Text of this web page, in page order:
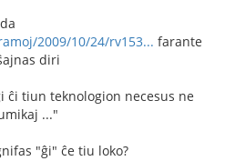
2009/10/24/rv153... farante
diri
ĉi tiun teknologion necesus ne
..."
"ĝi" ĉe tiu loko?